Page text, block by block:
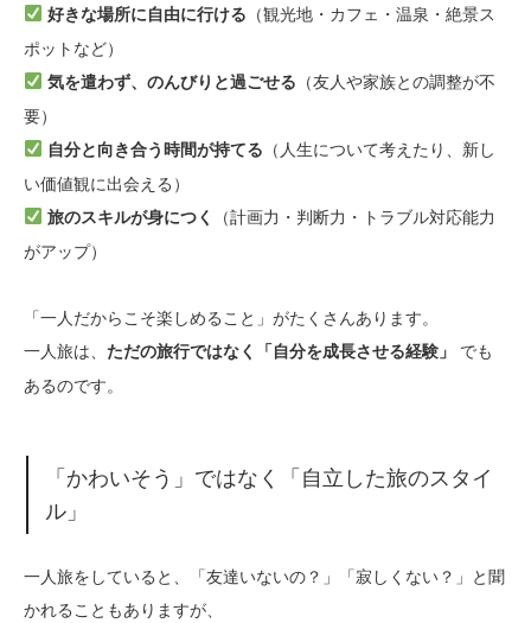
好きな場所に自由に行ける （観光地・カフェ・温泉・絶景ス
ポットなど）
気を遣わず、のんびりと過ごせる （友人や家族との調整が不
要）
自分と向き合う時間が持てる （人生について考えたり、新し
い価値観に出会える）
旅のスキルが身につく
（計画力・判断力・トラブル対応能力
がアップ）
「一人だからこそ楽しめること」がたくさんあります。
一人旅は、 ただの旅行ではなく「自分を成長させる経験」
でも
あるのです。
「かわいそう」ではなく「自立した旅のスタイ
ル」
一人旅をしていると、「友達いないの？」「寂しくない？」と聞
かれることもありますが、